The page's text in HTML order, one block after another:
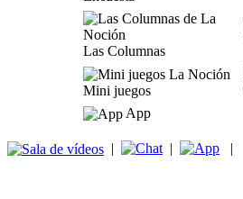
Las Columnas
Mini juegos
App
| | |